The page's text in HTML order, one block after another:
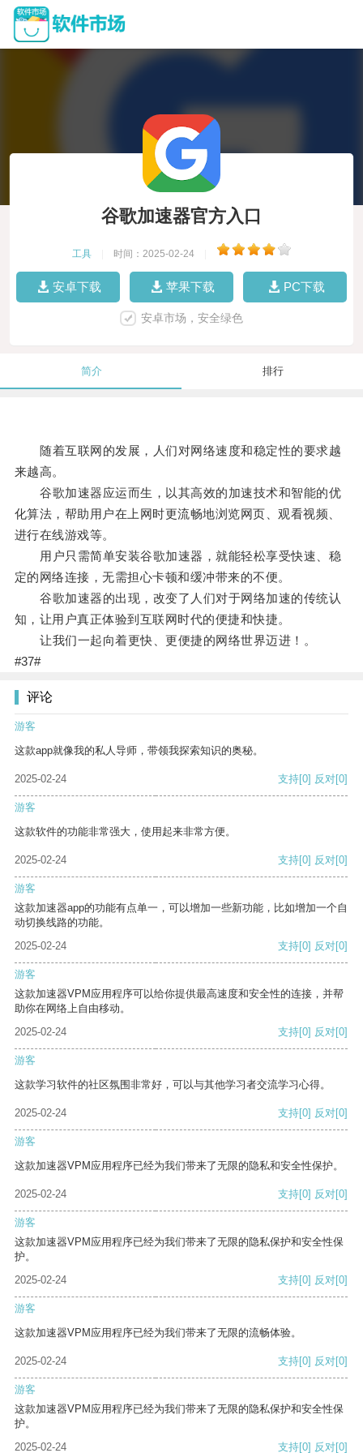
谷歌加速器官方入口
工具 时间：2025-02-24
安卓下载 苹果下载 PC下载
安卓市场，安全绿色
简介 排行
随着互联网的发展，人们对网络速度和稳定性的要求越
来越高。
谷歌加速器应运而生，以其高效的加速技术和智能的优
化算法，帮助用户在上网时更流畅地浏览网页、观看视频、
进行在线游戏等。
用户只需简单安装谷歌加速器，就能轻松享受快速、稳
定的网络连接，无需担心卡顿和缓冲带来的不便。
谷歌加速器的出现，改变了人们对于网络加速的传统认
知，让用户真正体验到互联网时代的便捷和快捷。
让我们一起向着更快、更便捷的网络世界迈进！。
#37#
评论
游客
这款app就像我的私人导师，带领我探索知识的奥秘。
2025-02-24 支持[0] 反对[0]
游客
这款软件的功能非常强大，使用起来非常方便。
2025-02-24 支持[0] 反对[0]
游客
这款加速器app的功能有点单一，可以增加一些新功能，比如增加一个自
动切换线路的功能。
2025-02-24
支持[0] 反对[0]
游客
这款加速器VPM应用程序可以给你提供最高速度和安全性的连接，并帮
助你在网络上自由移动。
2025-02-24
支持[0] 反对[0]
游客
这款学习软件的社区氛围非常好，可以与其他学习者交流学习心得。
2025-02-24 支持[0] 反对[0]
游客
这款加速器VPM应用程序已经为我们带来了无限的隐私和安全性保护。
2025-02-24 支持[0] 反对[0]
游客
这款加速器VPM应用程序已经为我们带来了无限的隐私保护和安全性保
护。
2025-02-24
支持[0] 反对[0]
游客
这款加速器VPM应用程序已经为我们带来了无限的流畅体验。
2025-02-24 支持[0] 反对[0]
游客
这款加速器VPM应用程序已经为我们带来了无限的隐私保护和安全性保
护。
2025-02-24
支持[0] 反对[0]